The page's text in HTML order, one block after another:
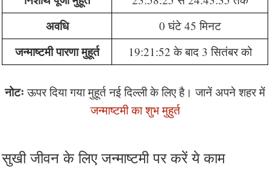
अवधि 0 घंटे 45 मिनट
जन्माष्टमी पारणा मुहूर्त 19:21:52 के बाद 3 सितंबर को
नोटः ऊपर दिया गया मुहूर्त नई दिल्ली के लिए है। जानें अपने शहर में
जन्माष्टमी का शुभ मुहुर्त
सुखी जीवन के लिए जन्माष्टमी पर करें ये काम